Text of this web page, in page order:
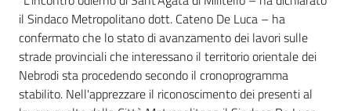
il Sindaco Metropolitano dott. Cateno De Luca – ha
confermato che lo stato di avanzamento dei lavori sulle
strade provinciali che interessano il territorio orientale dei
Nebrodi sta procedendo secondo il cronoprogramma
stabilito. Nell'apprezzare il riconoscimento dei presenti al